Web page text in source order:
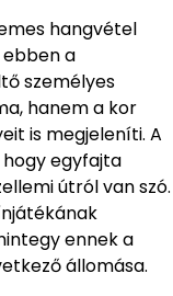
hangvétel
a
személyes
hanem a kor
is megjeleníti. A
hogy egyfajta
útról van szó.
ennek a
állomása.